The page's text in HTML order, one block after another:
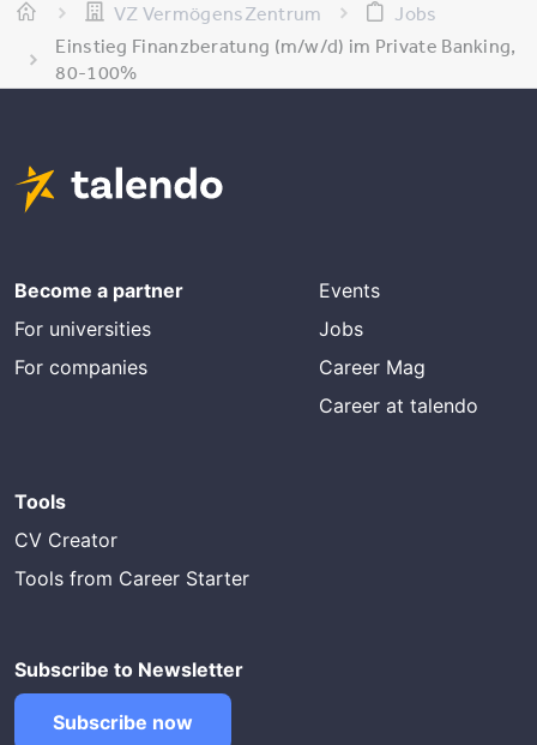
VZ VermögensZentrum
Jobs
Einstieg Finanzberatung (m/w/d) im Private Banking,
80-100%
Become a partner
For universities
For companies
Events
Jobs
Career Mag
Career at talendo
Tools
CV Creator
Tools from Career Starter
Subscribe to Newsletter
Subscribe now